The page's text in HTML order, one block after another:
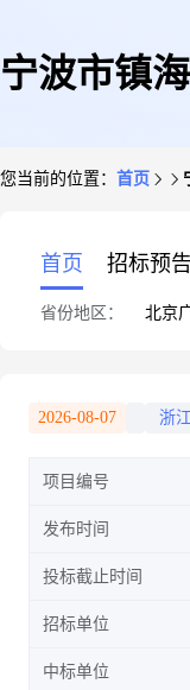
宁波市镇
(第
您当前的位置： 首页
首页 招标预告
省份地区： 北京
2026-08-07 浙
项目编号
发布时间
投标截止时间
招标单位
中标单位